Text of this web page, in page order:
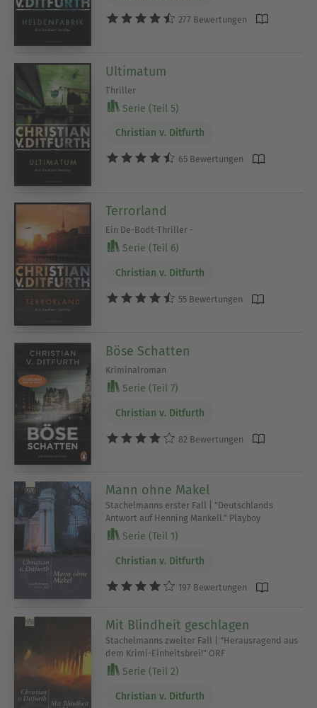
277 Bewertungen
Ultimatum
Thriller
Serie (Teil 5)
Christian v. Ditfurth
65 Bewertungen
Terrorland
Ein De-Bodt-Thriller -
Serie (Teil 6)
Christian v. Ditfurth
55 Bewertungen
Böse Schatten
Kriminalroman
Serie (Teil 7)
Christian v. Ditfurth
82 Bewertungen
Mann ohne Makel
Stachelmanns erster Fall | "Deutschlands
Antwort auf Henning Mankell." Playboy
Serie (Teil 1)
Christian v. Ditfurth
197 Bewertungen
Mit Blindheit geschlagen
Stachelmanns zweiter Fall | "Herausragend aus
dem Krimi-Einheitsbrei!" ORF
Serie (Teil 2)
Christian v. Ditfurth